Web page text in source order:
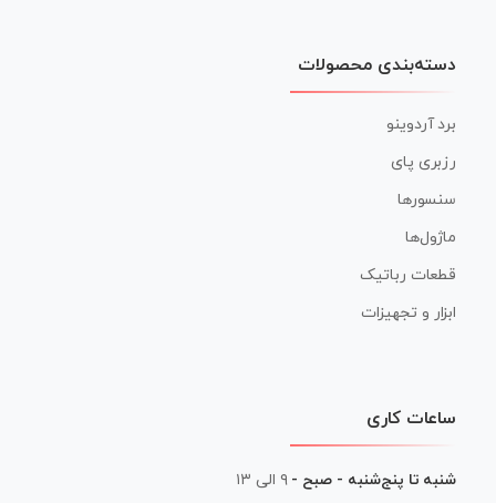
دسته‌بندی محصولات
برد آردوینو
رزبری پای
سنسورها
ماژول‌ها
قطعات رباتیک
ابزار و تجهیزات
ساعات کاری
شنبه تا پنج‌شنبه - صبح - ۹ الی ۱۳